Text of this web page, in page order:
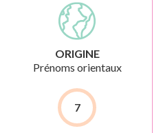
ORIGINE
Prénoms orientaux
7